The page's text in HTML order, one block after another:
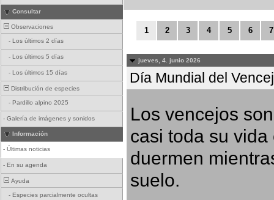
Consultar
Observaciones
- Los últimos 2 días
- Los últimos 5 días
- Los últimos 15 días
Distribución de especies
- Pardillo alpino 2025
- Galería de imágenes y sonidos
Información
- Últimas noticias
- En su agenda
Ayuda
- Especies parcialmente ocultas
1 2 3 4 5 6 7
jueves, 4. junio 2026
Día Mundial del
Los vencejos
casi toda su
duermen
suelo.